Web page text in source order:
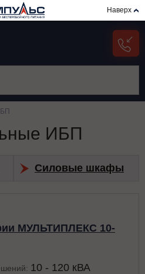
Наверх
ИБП
Силовые шкафы
МУЛЬТИПЛЕКС 10-
10 - 120 кВА